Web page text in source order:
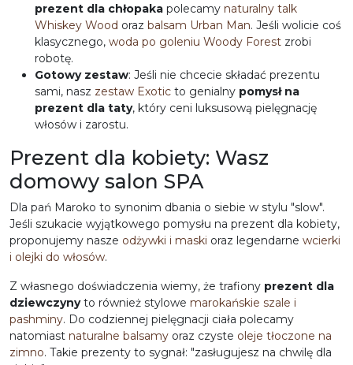
prezent dla chłopaka polecamy naturalny talk
Whiskey Wood oraz balsam Urban Man. Jeśli wolicie coś
klasycznego, woda po goleniu Woody Forest zrobi
robotę.
Gotowy zestaw: Jeśli nie chcecie składać prezentu
sami, nasz zestaw Exotic to genialny pomysł na
prezent dla taty, który ceni luksusową pielęgnację
włosów i zarostu.
Prezent dla kobiety: Wasz
domowy salon SPA
Dla pań Maroko to synonim dbania o siebie w stylu "slow".
Jeśli szukacie wyjątkowego pomysłu na prezent dla kobiety,
proponujemy nasze odżywki i maski oraz legendarne wcierki
i olejki do włosów.
Z własnego doświadczenia wiemy, że trafiony prezent dla
dziewczynyto również stylowe marokańskie szale i
pashminy. Do codziennej pielęgnacji ciała polecamy
natomiast naturalne balsamy oraz czyste oleje tłoczone na
zimno. Takie prezenty to sygnał: "zasługujesz na chwilę dla